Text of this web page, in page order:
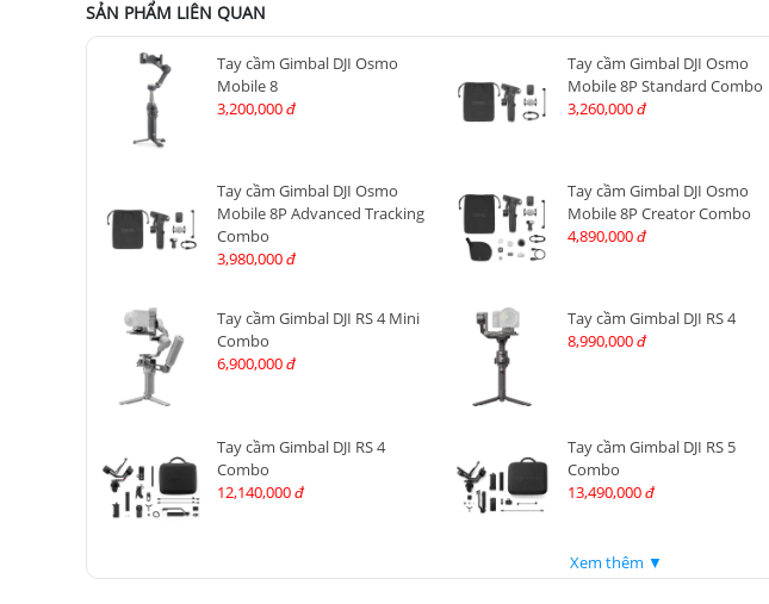
SẢN PHẨM LIÊN QUAN
Tay cầm Gimbal DJI Osmo
Mobile 8
3,200,000 đ
Tay cầm Gimbal DJI Osmo
Mobile 8P Standard Combo
3,260,000 đ
Tay cầm Gimbal DJI Osmo
Mobile 8P Advanced Tracking
Combo
3,980,000 đ
Tay cầm Gimbal DJI Osmo
Mobile 8P Creator Combo
4,890,000 đ
Tay cầm Gimbal DJI RS 4 Mini
Combo
6,900,000 đ
Tay cầm Gimbal DJI RS 4
8,990,000 đ
Tay cầm Gimbal DJI RS 4
Combo
12,140,000 đ
Tay cầm Gimbal DJI RS 5
Combo
13,490,000 đ
Xem thêm ▼